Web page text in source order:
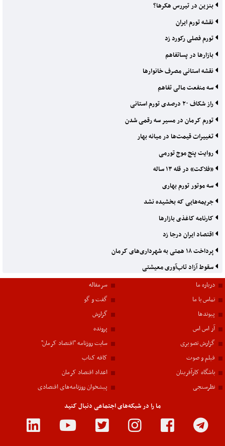
بنزین در تیررس هکرها؟
نقشه تورم ایران
تورم فصلی رکورد زد
بازارها در پساتفاهم
نقشه استانی مصرف خانوارها
سه منفعت مالی تفاهم
راز شکاف ۲۰ درصدی تورم استانی
تورم کرمان در مسیر سه رقمی شدن
تغییرات قیمت‌ها در میانه بهار
روایت پنج موج تورمی
«فلاکت» در قله ۱۳ ساله
سه موتور تورم بهاری
جریمه‌هایی که بخشیده نشد
کارنامه کاغذی بازارها
اقتصاد ایران درجا زد
پرداخت ۱۸ همتی به شهرداری‌های کرمان
سقوط آزاد تاب‌آوری معیشتی
درباره ما
تماس با ما
پیوندها
آر اس اس
سرمقاله
گفت و گو
گزارش
پرونده
گزارش تصویری
فیلم و صوت
باشگاه کارآفرینان
نظرسنجی
سایت روزنامه "اقتصاد کرمان"
کافه کتاب
اعداد اقتصاد کرمان
پیشخوان روزنامه‌های اقتصادی
ما را در شبکه‌های اجتماعی دنبال کنید